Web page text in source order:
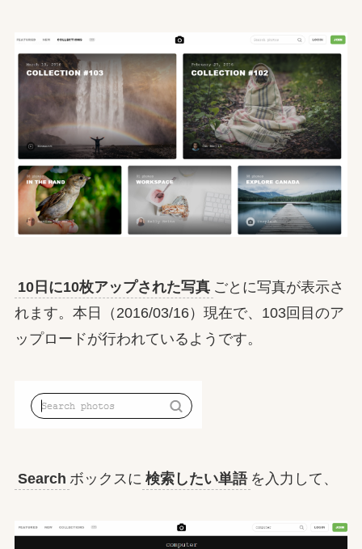
10日に10枚アップされた写真 ごとに写真が表示さ
れます。本日（2016/03/16）現在で、103回目のア
ップロードが行われているようです。
Search ボックスに 検索したい単語 を入力して、